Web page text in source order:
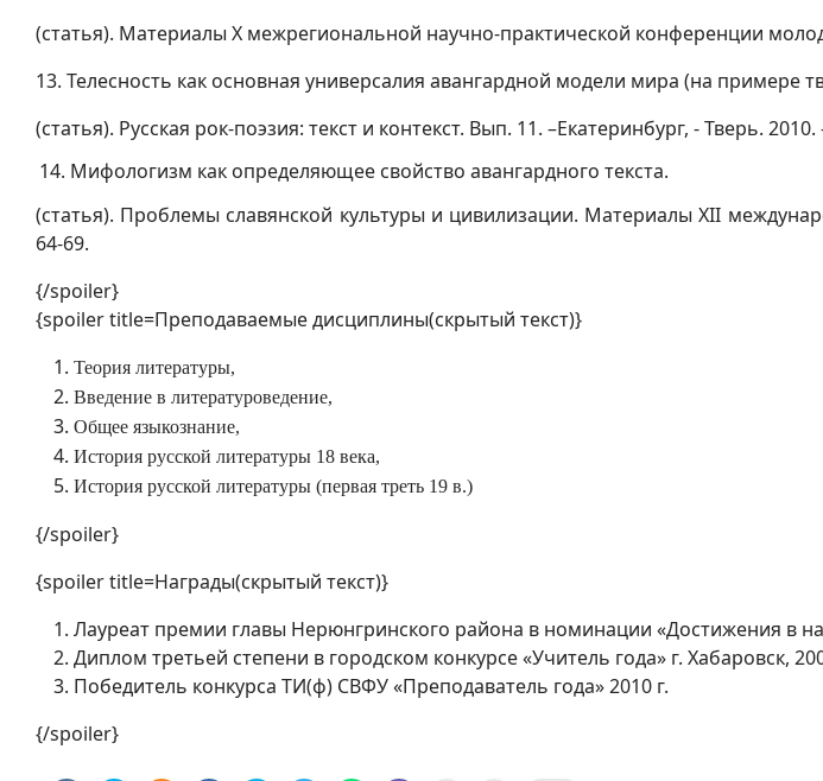
(статья). Материалы X межрегиональной научно-практической конференции
13. Телесность как основная универсалия авангардной модели мира (на примере
(статья). Русская рок-поэзия: текст и контекст. Вып. 11. –Екатеринбург, - Тверь. 2010.
14. Мифологизм как определяющее свойство авангардного текста.
(статья). Проблемы славянской культуры и цивилизации. Материалы XII
64-69.
{/spoiler}
{spoiler title=Преподаваемые дисциплины(скрытый текст)}
Теория литературы,
Введение в литературоведение,
Общее языкознание,
История русской литературы 18 века,
История русской литературы (первая треть 19 в.)
{/spoiler}
{spoiler title=Награды(скрытый текст)}
Лауреат премии главы Нерюнгринского района в номинации «Достижения в
Диплом третьей степени в городском конкурсе «Учитель года» г. Хабаровск,
Победитель конкурса ТИ(ф) СВФУ «Преподаватель года» 2010 г.
{/spoiler}